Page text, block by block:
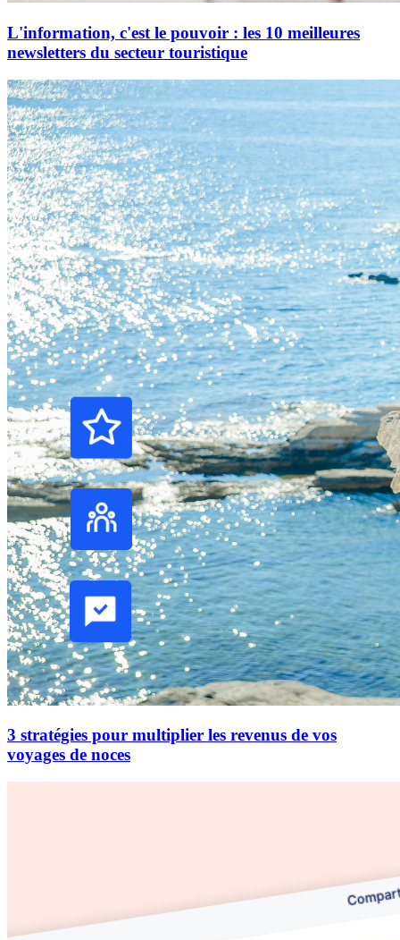
L'information, c'est le pouvoir : les 10 meilleures
newsletters du secteur touristique
3 stratégies pour multiplier les revenus de vos
voyages de noces